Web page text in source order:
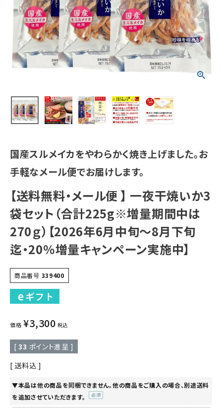
国産スルメイカをやわらかく焼き上げました。お
手軽なメール便でお届けします。
【送料無料・メール便 】 一夜干焼いか3
袋セット（合計225g※増量期間中は
270ｇ）【2026年6月中旬～8月下旬
迄・20％増量キャンペーン実施中】
商品番号 339400
価格 ¥3,300 税込
[ 33 ポイント進呈 ]
送料込
▼本品は他の商品を同梱できません。他の商品をご購入の場合、別途送料
を追加させていただきます。